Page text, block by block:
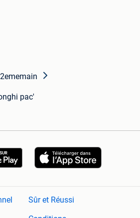
pac'
Sûr et Réussi